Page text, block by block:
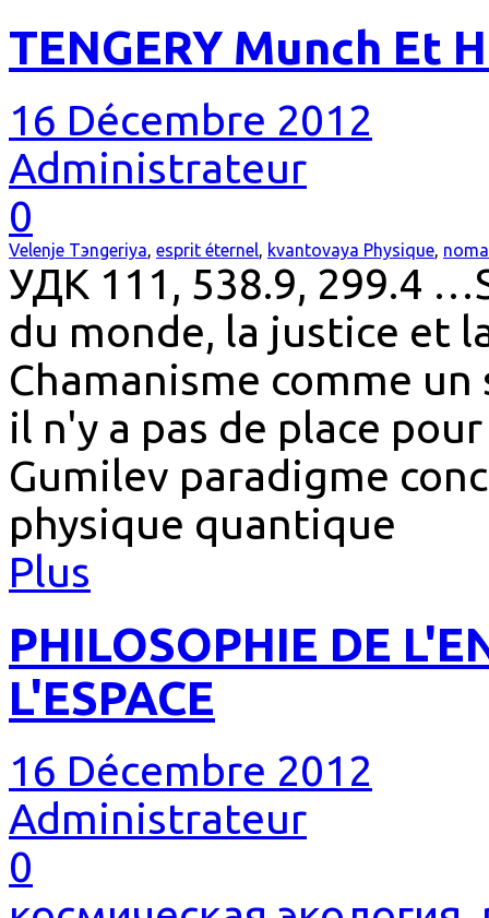
TENGERY Munch Et
16 Décembre 2012
Administrateur
0
Velenje Tэngeriya, esprit éternel, kvantovaya Physique,
УДК 111, 538.9, 299.4
du monde, la justice et
Chamanisme comme
il n'y a pas de place
Gumilev paradigme
physique quantique
Plus
PHILOSOPHIE DE
L'ESPACE
16 Décembre 2012
Administrateur
0